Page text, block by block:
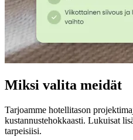
Miksi valita meidät
Tarjoamme hotellitason
kustannustehokkaasti. Lukuisat
tarpeisiisi.